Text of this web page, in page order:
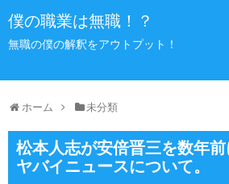
僕の職業は無職！？
無職の僕の解釈をアウトプット！
ホーム 未分類
松本人志が安倍晋三を数年
ヤバイニュースについて。